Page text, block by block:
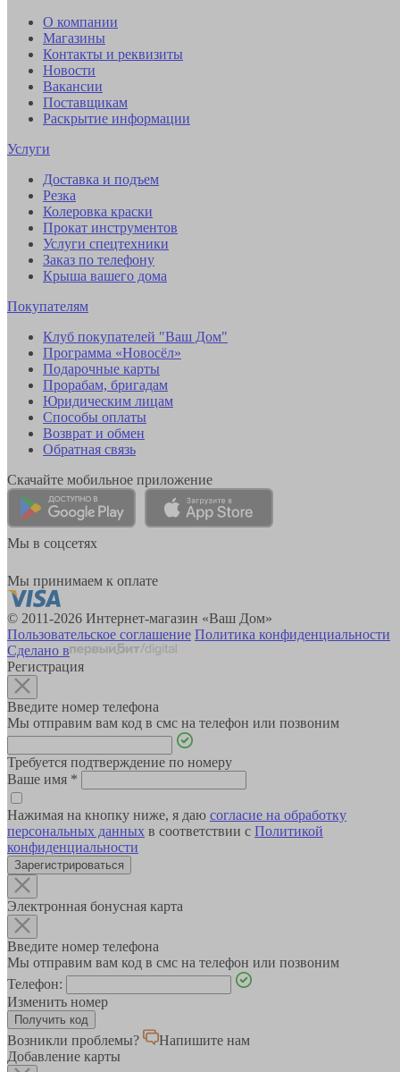
О компании
Магазины
Контакты и реквизиты
Новости
Вакансии
Поставщикам
Раскрытие информации
Услуги
Доставка и подъем
Резка
Колеровка краски
Прокат инструментов
Услуги спецтехники
Заказ по телефону
Крыша вашего дома
Покупателям
Клуб покупателей "Ваш Дом"
Программа «Новосёл»
Подарочные карты
Прорабам, бригадам
Юридическим лицам
Способы оплаты
Возврат и обмен
Обратная связь
Скачайте мобильное приложение
Мы в соцсетях
Мы принимаем к оплате
© 2011-2026 Интернет-магазин «Ваш Дом»
Пользовательское соглашение Политика конфиденциальности
Сделано в
Регистрация
Введите номер телефона
Мы отправим вам код в смс на телефон или позвоним
Требуется подтверждение по номеру
Ваше имя *
Нажимая на кнопку ниже, я даю согласие на обработку
персональных данных в соответствии с Политикой
конфиденциальности
Зарегистрироваться
Электронная бонусная карта
Введите номер телефона
Мы отправим вам код в смс на телефон или позвоним
Телефон:
Изменить номер
Возникли проблемы?
Напишите нам
Добавление карты